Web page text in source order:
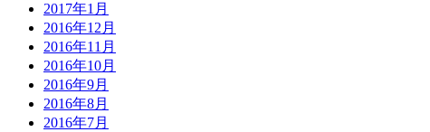
2017年1月
2016年12月
2016年11月
2016年10月
2016年9月
2016年8月
2016年7月